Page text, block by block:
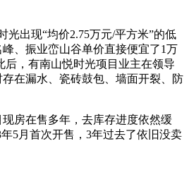
出现“均价2.75万元/平方米”的低
、振业峦山谷单价直接便宜了1万
后，有南山悦时光项目业主在领导
在漏水、瓷砖鼓包、墙面开裂、防
在售多年，去库存进度依然缓
5月首次开售，3年过去了依旧没卖